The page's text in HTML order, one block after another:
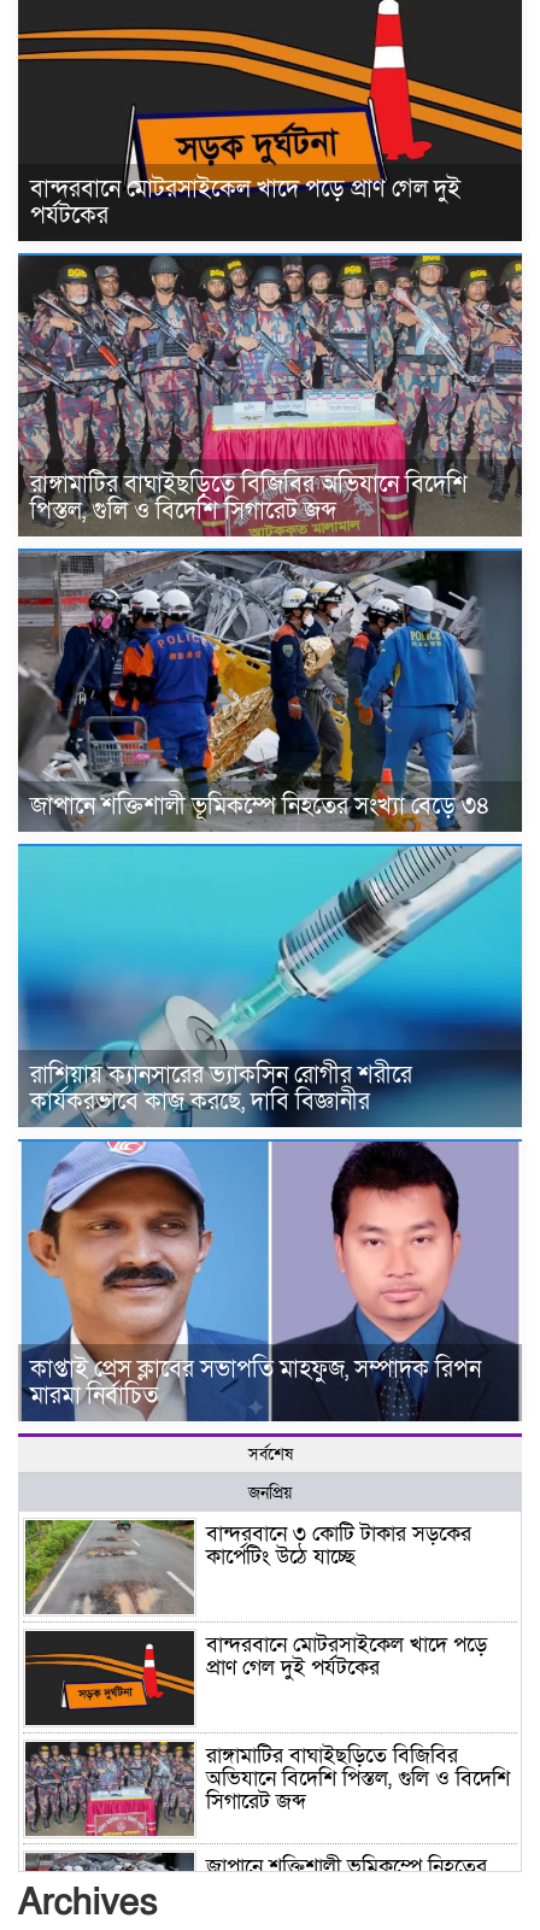
বান্দরবানে মোটরসাইকেল খাদে পড়ে প্রাণ গেল দুই
পর্যটকের
রাঙ্গামাটির বাঘাইছড়িতে বিজিবির অভিযানে বিদেশি
পিস্তল, গুলি ও বিদেশি সিগারেট জব্দ
জাপানে শক্তিশালী ভূমিকম্পে নিহতের সংখ্যা বেড়ে ৩৪
রাশিয়ায় ক্যানসারের ভ্যাকসিন রোগীর শরীরে
কার্যকরভাবে কাজ করছে, দাবি বিজ্ঞানীর
কাপ্তাই প্রেস ক্লাবের সভাপতি মাহফুজ, সম্পাদক রিপন
মারমা নির্বাচিত
সর্বশেষ
জনপ্রিয়
বান্দরবানে ৩ কোটি টাকার সড়কের
কার্পেটিং উঠে যাচ্ছে
বান্দরবানে মোটরসাইকেল খাদে পড়ে
প্রাণ গেল দুই পর্যটকের
রাঙ্গামাটির বাঘাইছড়িতে বিজিবির
অভিযানে বিদেশি পিস্তল, গুলি ও বিদেশি
সিগারেট জব্দ
জাপানে শক্তিশালী ভূমিকম্পে নিহতের
Archives